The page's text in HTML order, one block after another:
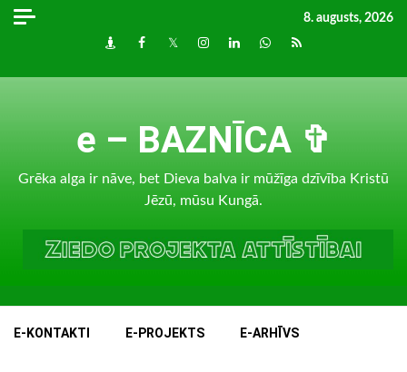
Skip
8. augusts, 2026
DraugiemFacebook
TwitterInstagram
LinkedInwhatsapp
RSS
e – BAZNĪCA ✞
Grēka alga ir nāve, bet Dieva balva ir mūžīga dzīvība Kristū
Jēzū, mūsu Kungā.
E-KONTAKTI E-PROJEKTS E-ARHĪVS